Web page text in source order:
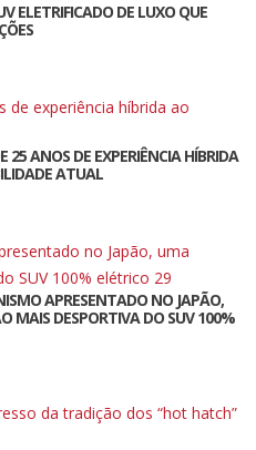
ELETRIFICADO DE LUXO QUE
25 ANOS DE EXPERIÊNCIA HÍBRIDA
ATUAL
APRESENTADO NO JAPÃO,
MAIS DESPORTIVA DO SUV 100%